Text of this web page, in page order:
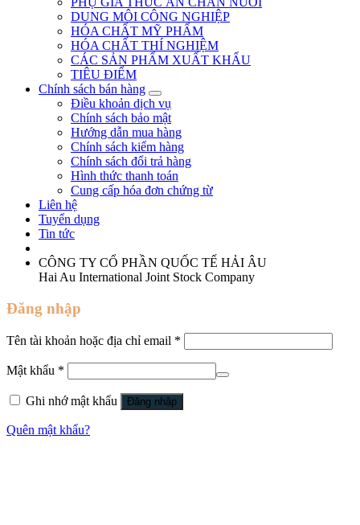
DUNG MÔI CÔNG NGHIỆP
HÓA CHẤT MỸ PHẨM
HÓA CHẤT THÍ NGHIỆM
CÁC SẢN PHẨM XUẤT KHẨU
TIÊU ĐIỂM
Chính sách bán hàng
Điều khoản dịch vụ
Chính sách bảo mật
Hướng dẫn mua hàng
Chính sách kiểm hàng
Chính sách đổi trả hàng
Hình thức thanh toán
Cung cấp hóa đơn chứng từ
Liên hệ
Tuyển dụng
Tin tức
CÔNG TY CỔ PHẦN QUỐC TẾ HẢI ÂU
Hai Au International Joint Stock Company
Đăng nhập
Tên tài khoản hoặc địa chỉ email *
Mật khẩu *
Ghi nhớ mật khẩu Đăng nhập
Quên mật khẩu?